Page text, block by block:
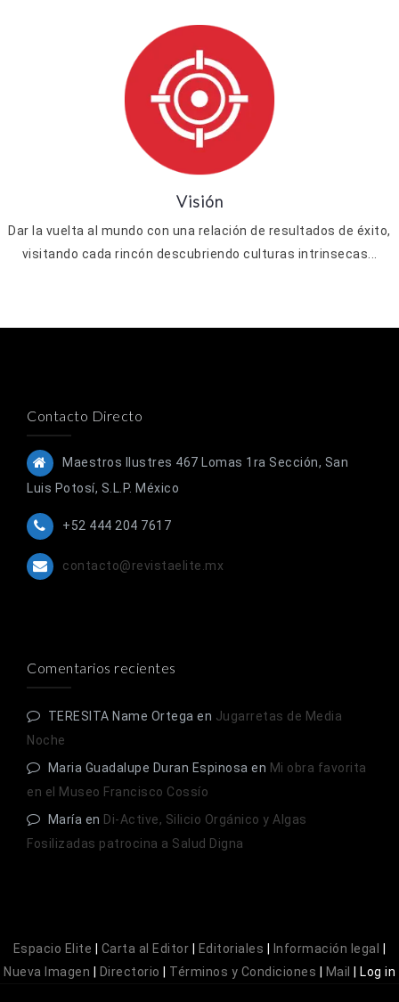
Visión
Dar la vuelta al mundo con una relación de resultados de éxito,
visitando cada rincón descubriendo culturas intrinsecas...
Contacto Directo
Maestros Ilustres 467 Lomas 1ra Sección, San
Luis Potosí, S.L.P. México
+52 444 204 7617
contacto@revistaelite.mx
Comentarios recientes
TERESITA Name Ortega en Jugarretas de Media
Noche
Maria Guadalupe Duran Espinosa en Mi obra favorita
en el Museo Francisco Cossío
María en Di-Active, Silicio Orgánico y Algas
Fosilizadas patrocina a Salud Digna
Espacio Elite Carta al Editor Editoriales Información legal
Nueva Imagen
Directorio Términos y Condiciones Mail Log in